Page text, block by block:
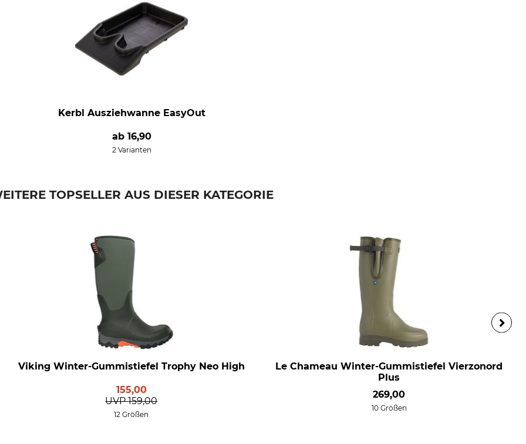
Kerbl Ausziehwanne EasyOut
ab 16,90
2 Varianten
TOPSELLER AUS DIESER KATEGORIE
Viking Winter-Gummistiefel Trophy Neo High
155,00
UVP 159,00
12 Größen
Le Chameau Winter-Gummistiefel Vierzonord
Plus
269,00
10 Größen